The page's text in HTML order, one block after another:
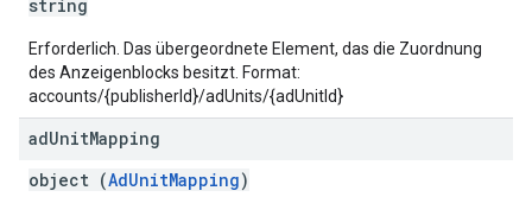
string
Erforderlich. Das übergeordnete Element, das die Zuordnung
des Anzeigenblocks besitzt. Format:
accounts/{publisherId}/adUnits/{adUnitId}
adUnitMapping
object (AdUnitMapping)